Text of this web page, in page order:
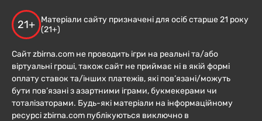
21+
Матеріали сайту призначені для осіб старше 21 року
(21+)
Сайт zbirna.com не проводить ігри на реальні та/або
віртуальні гроші, також сайт не приймає ні в якій формі
оплату ставок та/інших платежів, які пов’язані/можуть
бути пов’язані з азартними іграми, букмекерами чи
тоталізаторами. Будь-які матеріали на інформаційному
ресурсі zbirna.com публікуються виключно в